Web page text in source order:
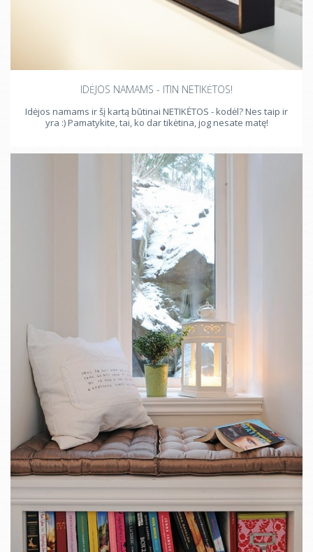
IDĖJOS NAMAMS - ITIN NETIKĖTOS!
Idėjos namams ir šį kartą būtinai NETIKĖTOS - kodėl? Nes taip ir
yra :) Pamatykite, tai, ko dar tikėtina, jog nesate matę!